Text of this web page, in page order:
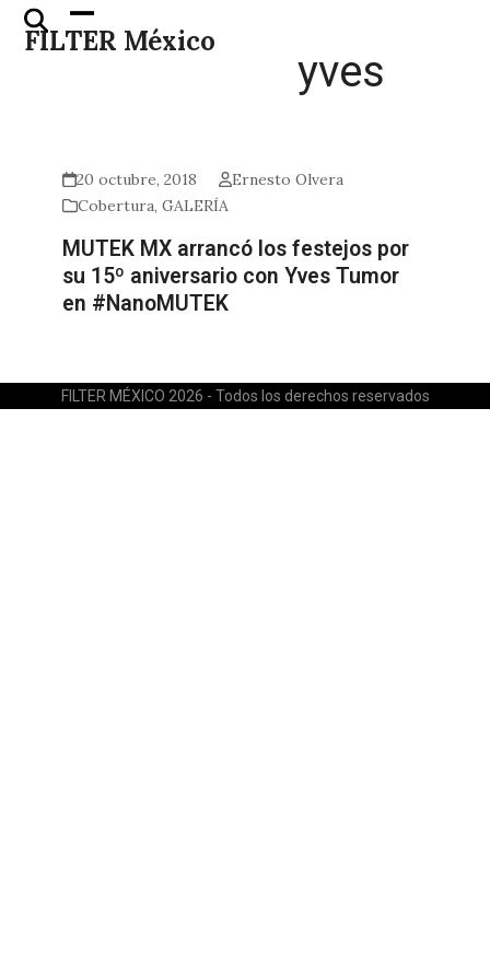
Skip
FILTER México
Open
mobile
Close
mobile
yves
20 octubre, 2018
Ernesto Olvera
Cobertura,GALERÍA
MUTEK MX arrancó los festejos por
su 15º aniversario con Yves Tumor
en #NanoMUTEK
FILTER MÉXICO 2026 - Todos los derechos reservados